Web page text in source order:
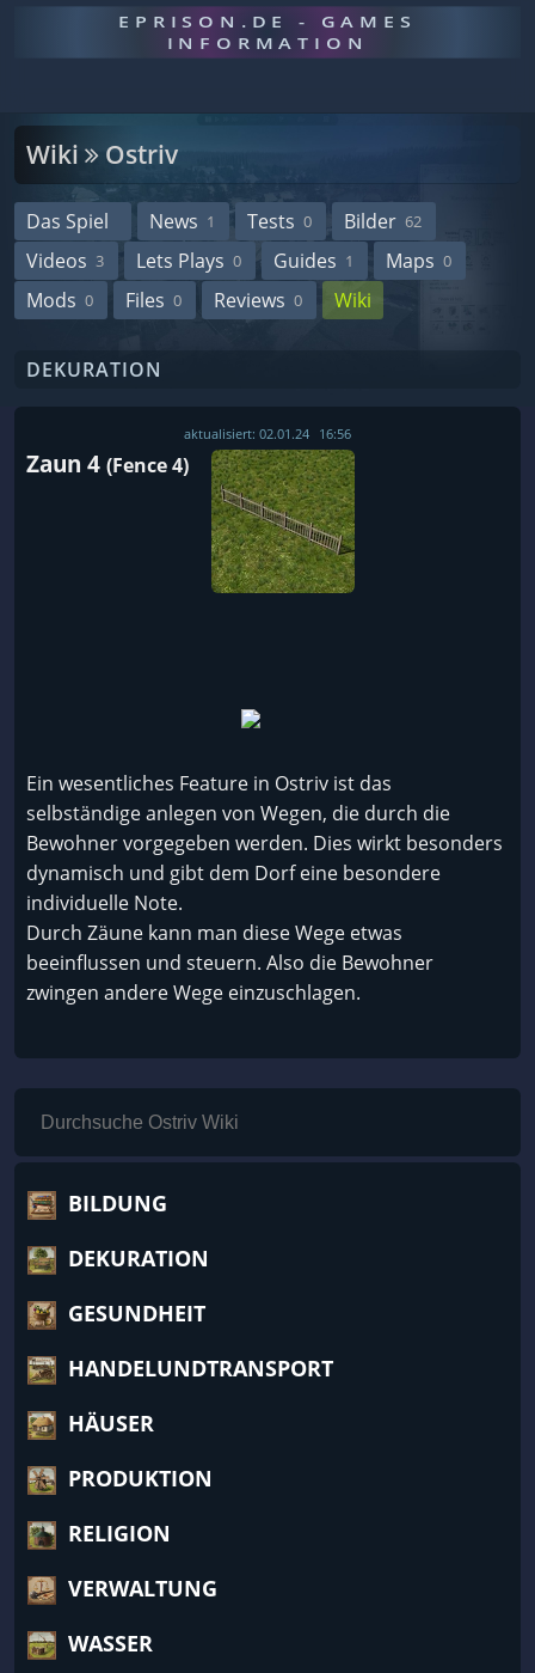
EPRISON.DE - GAMES
INFORMATION
Wiki Ostriv
Das Spiel News 1 Tests 0 Bilder 62
Videos 3 Lets Plays 0 Guides 1 Maps 0
Mods 0 Files 0 Reviews 0 Wiki
DEKURATION
aktualisiert: 02.01.24 16:56
Zaun 4 (Fence 4)
Ein wesentliches Feature in Ostriv ist das
selbständige anlegen von Wegen, die durch die
Bewohner vorgegeben werden. Dies wirkt besonders
dynamisch und gibt dem Dorf eine besondere
individuelle Note.
Durch Zäune kann man diese Wege etwas
beeinflussen und steuern. Also die Bewohner
zwingen andere Wege einzuschlagen.
BILDUNG
DEKURATION
GESUNDHEIT
HANDELUNDTRANSPORT
HÄUSER
PRODUKTION
RELIGION
VERWALTUNG
WASSER